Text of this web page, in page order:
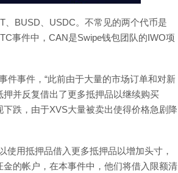
、BUSD、USDC。不常见的两个代币是
事件中，CAN是Swipe钱包团队的IWO项
件事件，“此前由于大量的市场订单和对新
并反复借出了更多抵押品以继续购买
跌，由于XVS大量被卖出使得价格急剧降
使用抵押品借入更多抵押品以增加头寸，
的帐户，在本事件中，他们将借入限额清